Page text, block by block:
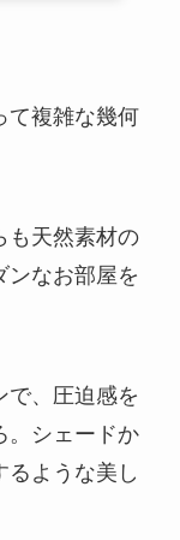
て複雑な幾何
も天然素材の
ンなお部屋を
で、圧迫感を
。シェードか
るような美し